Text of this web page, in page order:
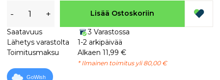
- + Lisää Ostoskoriin
Saatavuus
3 Varastossa
Lähetys varastolta
1-2 arkipäivää
Toimitusmaksu
Alkaen 11,99 €
* Ilmainen toimitus yli 80,00 €
GoWish